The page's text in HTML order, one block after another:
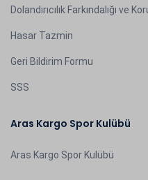
Dolandırıcılık Farkındalığı ve
Hasar Tazmin
Geri Bildirim Formu
SSS
Aras Kargo Spor Kulübü
Aras Kargo Spor Kulübü